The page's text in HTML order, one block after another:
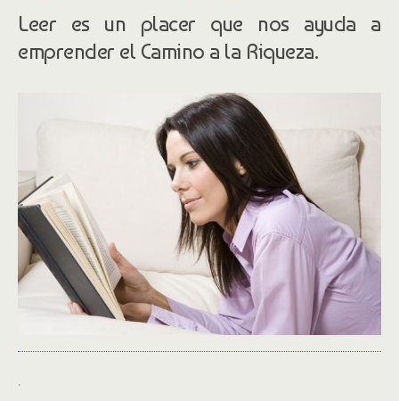
Leer es un placer que nos ayuda a
emprender el Camino a la Riqueza.
.